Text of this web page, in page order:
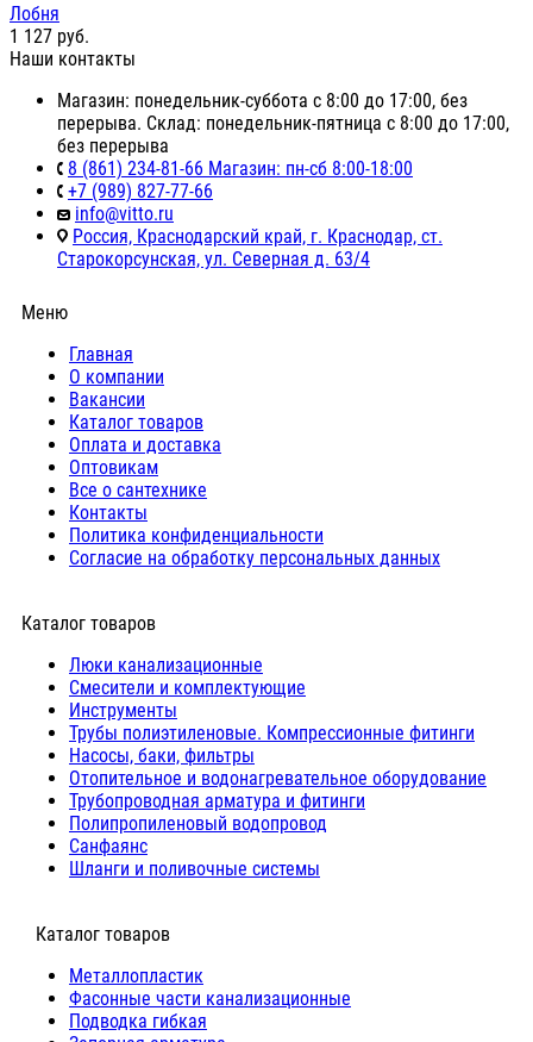
Лобня
1 127 руб.
Наши контакты
Магазин: понедельник-суббота с 8:00 до 17:00, без
перерыва. Склад: понедельник-пятница с 8:00 до 17:00,
без перерыва
8 (861) 234-81-66 Магазин: пн-сб 8:00-18:00
+7 (989) 827-77-66
info@vitto.ru
Россия, Краснодарский край, г. Краснодар, ст.
Старокорсунская, ул. Северная д. 63/4
Меню
Главная
О компании
Вакансии
Каталог товаров
Оплата и доставка
Оптовикам
Все о сантехнике
Контакты
Политика конфиденциальности
Согласие на обработку персональных данных
Каталог товаров
Люки канализационные
Cмесители и комплектующие
Инструменты
Трубы полиэтиленовые. Компрессионные фитинги
Насосы, баки, фильтры
Отопительное и водонагревательное оборудование
Трубопроводная арматура и фитинги
Полипропиленовый водопровод
Санфаянс
Шланги и поливочные системы
⠀Каталог товаров
Металлопластик
Фасонные части канализационные
Подводка гибкая